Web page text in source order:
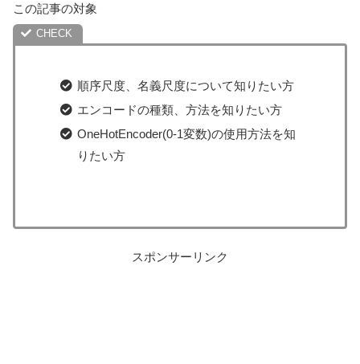
この記事の対象
順序尺度、名義尺度について知りたい方
エンコードの種類、方法を知りたい方
OneHotEncoder(0-1変数)の使用方法を知
りたい方
スポンサーリンク